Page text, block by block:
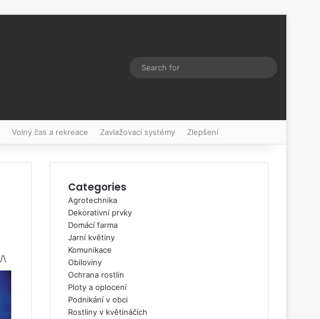
Switch skin
Volný čas a rekreace Zavlažovací systémy Zlepšení
Categories
Agrotechnika
Dekorativní prvky
Domácí farma
Jarní květiny
Komunikace
Obiloviny
Ochrana rostlin
Ploty a oplocení
Podnikání v obci
Rostliny v květináčích